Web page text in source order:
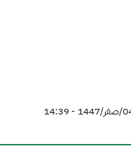
- 14:39